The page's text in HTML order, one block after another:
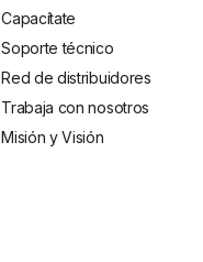
Capacítate
Soporte técnico
Red de distribuidores
Trabaja con nosotros
Misión y Visión